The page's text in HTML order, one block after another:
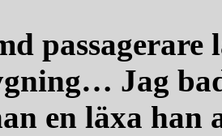
Jag
en läxa